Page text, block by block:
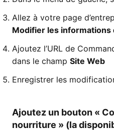
Allez à votre page
Modifier les informations
Ajoutez l’URL de
dans le champ Site Web
Enregistrer les
Ajoutez un bouton «
nourriture » (la